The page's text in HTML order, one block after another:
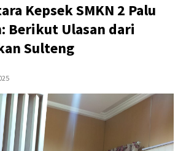
Kepsek SMKN 2 Palu
Berikut Ulasan dari
Sulteng